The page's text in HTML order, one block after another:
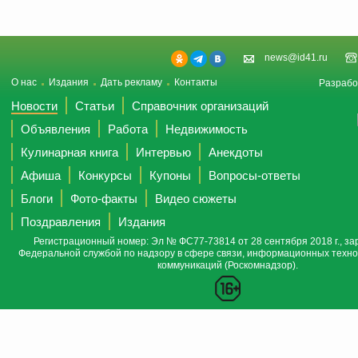
news@id41.ru
О нас Издания Дать рекламу Контакты
Новости Статьи
Справочник организаций
Объявления
Работа
Недвижимость
Кулинарная книга
Интервью
Анекдоты
Афиша
Конкурсы Купоны
Вопросы-ответы
Блоги
Фото-факты
Видео сюжеты
Поздравления
Издания
Регистрационный номер: Эл № ФС77-73814 от 28 сентября 2018 г.,
Федеральной службой по надзору в сфере связи, информационных
коммуникаций (Роскомнадзор).